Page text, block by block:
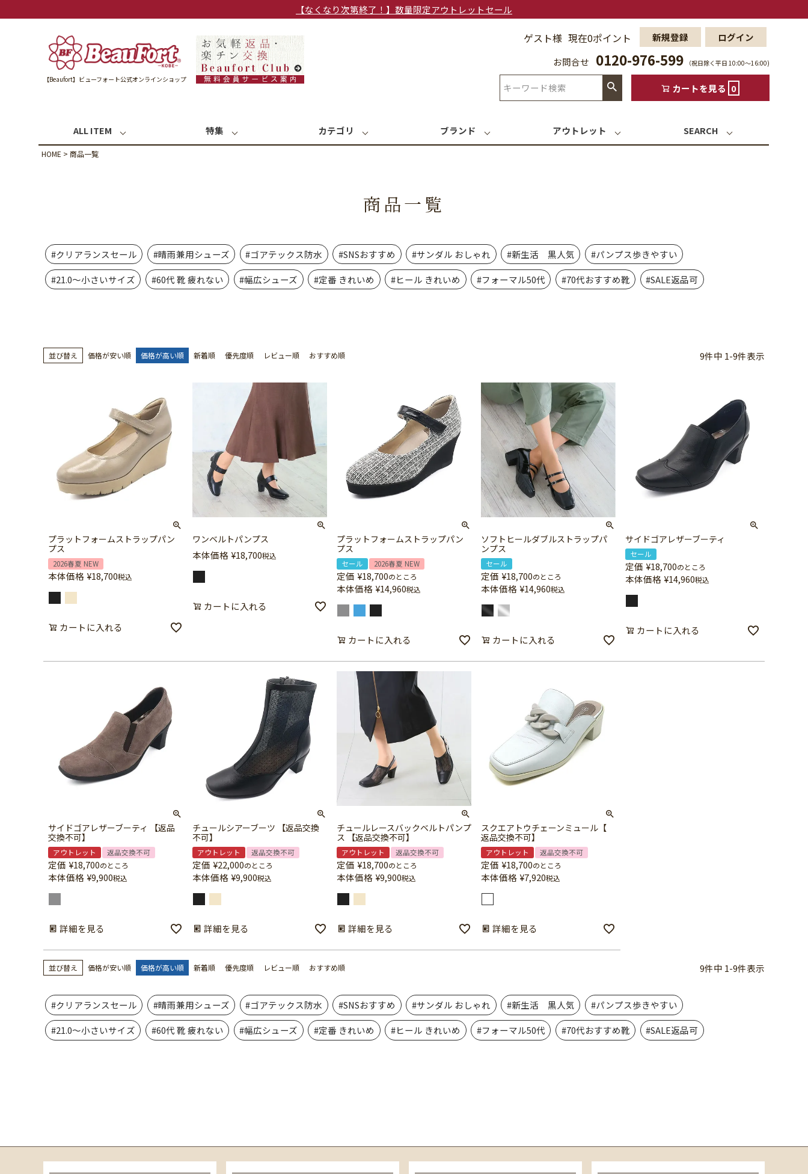
【なくなり次第終了！】数量限定アウトレットセール
【Beaufort】ビューフォート公式オンラインショップ
ゲスト様 現在0ポイント 新規登録
ログイン
お問合せ
0120-976-599 （祝日除く平日 10:00〜16:00)
カートを見る 0
検索
ALL ITEM 特集 カテゴリ ブランド アウトレット SEARCH
HOME 商品一覧
商品一覧
#クリアランスセール #晴雨兼用シューズ #ゴアテックス防水 #SNSおすすめ #サンダル おしゃれ #新生活 黒人気 #パンプス歩きやすい
#21.0～小さいサイズ #60代 靴 疲れない #幅広シューズ #定番 きれいめ #ヒール きれいめ #フォーマル50代 #70代おすすめ靴 #SALE返品可
並び替え 価格が安い順 価格が高い順 新着順 優先度順 レビュー順 おすすめ順 9件中 1-9件表示
プラットフォームストラップパン
プス
2026春夏 NEW
本体価格 ¥18,700税込
カートに入れる
ワンベルトパンプス
本体価格 ¥18,700税込
カートに入れる
プラットフォームストラップパン
プス
セール 2026春夏 NEW
定価 ¥18,700のところ
本体価格 ¥14,960税込
カートに入れる
ソフトヒールダブルストラップパ
ンプス
セール
定価 ¥18,700のところ
本体価格 ¥14,960税込
カートに入れる
サイドゴアレザーブーティ
セール
定価 ¥18,700のところ
本体価格 ¥14,960税込
カートに入れる
サイドゴアレザーブーティ 【返品
交換不可】
アウトレット 返品交換不可
定価 ¥18,700のところ
本体価格 ¥9,900税込
詳細を見る
チュールシアーブーツ 【返品交換
不可】
アウトレット 返品交換不可
定価 ¥22,000のところ
本体価格 ¥9,900税込
詳細を見る
チュールレースバックベルトパンプ
ス 【返品交換不可】
アウトレット 返品交換不可
定価 ¥18,700のところ
本体価格 ¥9,900税込
詳細を見る
スクエアトウチェーンミュール【
返品交換不可】
アウトレット 返品交換不可
定価 ¥18,700のところ
本体価格 ¥7,920税込
詳細を見る
並び替え 価格が安い順 価格が高い順 新着順 優先度順 レビュー順 おすすめ順 9件中 1-9件表示
#クリアランスセール #晴雨兼用シューズ #ゴアテックス防水 #SNSおすすめ #サンダル おしゃれ #新生活 黒人気 #パンプス歩きやすい
#21.0～小さいサイズ #60代 靴 疲れない #幅広シューズ #定番 きれいめ #ヒール きれいめ #フォーマル50代 #70代おすすめ靴 #SALE返品可